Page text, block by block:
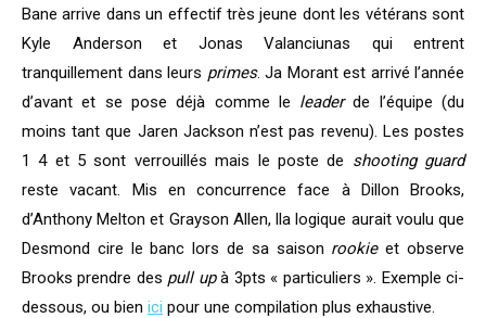
Bane arrive dans un effectif très jeune dont les vétérans sont
Kyle Anderson et Jonas Valanciunas qui entrent
tranquillement dans leurs primes. Ja Morant est arrivé l’année
d’avant et se pose déjà comme le leaderde l’équipe (du
moins tant que Jaren Jackson n’est pas revenu). Les postes
1 4 et 5 sont verrouillés mais le poste de shooting guard
reste vacant. Mis en concurrence face à Dillon Brooks,
d’Anthony Melton et Grayson Allen, lla logique aurait voulu que
Desmond cire le banc lors de sa saison rookieet observe
Brooks prendre des pull upà 3pts « particuliers ». Exemple ci-
dessous, ou bien ici pour une compilation plus exhaustive.